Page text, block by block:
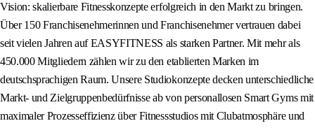
Vision: skalierbare Fitnesskonzepte erfolgreich in den Markt zu bringen.
Über 150 Franchisenehmerinnen und Franchisenehmer vertrauen dabei
seit vielen Jahren auf EASYFITNESS als starken Partner. Mit mehr als
450.000 Mitgliedern zählen wir zu den etablierten Marken im
deutschsprachigen Raum. Unsere Studiokonzepte decken unterschiedliche
Markt- und Zielgruppenbedürfnisse ab von personallosen Smart Gyms mit
maximaler Prozesseffizienz über Fitnessstudios mit Clubatmosphäre und